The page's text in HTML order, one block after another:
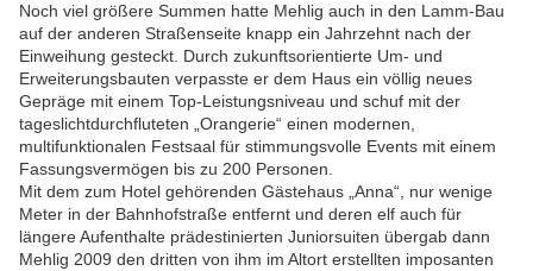
Noch viel größere Summen hatte Mehlig auch in den Lamm-Bau
auf der anderen Straßenseite knapp ein Jahrzehnt nach der
Einweihung gesteckt. Durch zukunftsorientierte Um- und
Erweiterungsbauten verpasste er dem Haus ein völlig neues
Gepräge mit einem Top-Leistungsniveau und schuf mit der
tageslichtdurchfluteten „Orangerie“ einen modernen,
multifunktionalen Festsaal für stimmungsvolle Events mit einem
Fassungsvermögen bis zu 200 Personen.
Mit dem zum Hotel gehörenden Gästehaus „Anna“, nur wenige
Meter in der Bahnhofstraße entfernt und deren elf auch für
längere Aufenthalte prädestinierten Juniorsuiten übergab dann
Mehlig 2009 den dritten von ihm im Altort erstellten imposanten